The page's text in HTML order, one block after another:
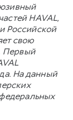
HAVAL,
Российской
свою
Первый
На данный